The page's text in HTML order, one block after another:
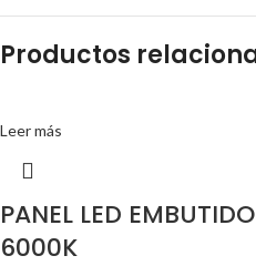
Productos
Leer más
PANEL LED
6000K